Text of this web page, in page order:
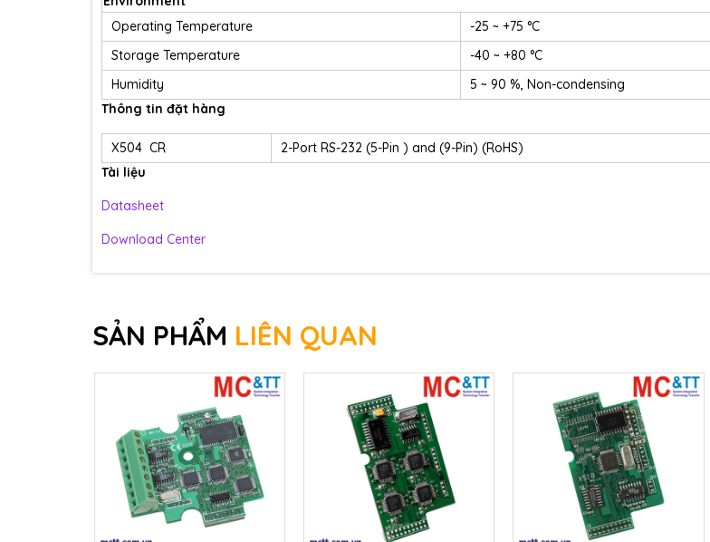
Operating Temperature
-25 ~ +75 °C
Storage Temperature
-40 ~ +80 °C
Humidity
5 ~ 90 %, Non-condensing
Thông tin đặt hàng
X504 CR
2-Port RS-232 (5-Pin ) and (9-Pin) (RoHS)
Tài liệu
Datasheet
Download Center
SẢN PHẨM LIÊN QUAN